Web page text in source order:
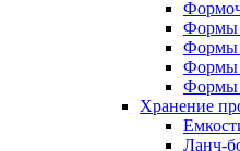
Формы
Формы
Формы
Формы
Хранение
Ланч-